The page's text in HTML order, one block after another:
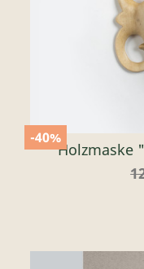
Holzmaske
-40%